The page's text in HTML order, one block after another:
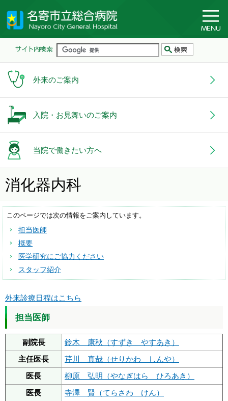
外来のご案内
入院・お見舞いのご案内
当院で働きたい方へ
消化器内科
このページでは次の情報をご案内しています。
担当医師
概要
医学研究にご協力ください
スタッフ紹介
外来診療日程はこちら
担当医師
副院長
鈴木 康秋（すずき やすあき）
主任医長
芹川 真哉（せりかわ しんや）
医長
柳原 弘明（やなぎはら ひろあき）
医長
寺澤 賢（てらさわ けん）